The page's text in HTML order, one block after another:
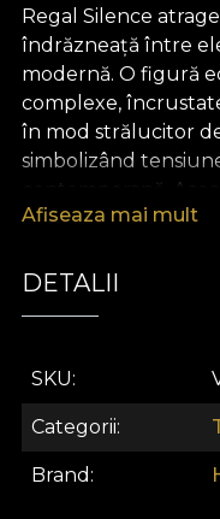
Regal Silence
îndrăzneață între
modernă. O figură
complexe,
în mod strălucitor
simbolizând
contemporană.
sofisticată provoacă
gândire.
Afiseaza mai mult
DETALII
SKU
Categorii
Brand